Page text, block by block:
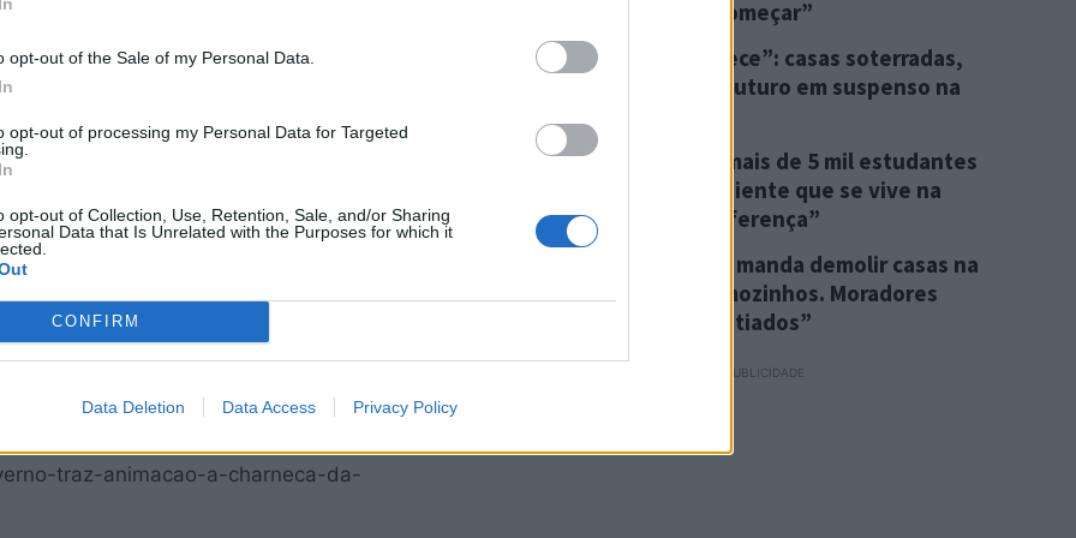
opt-out of the Sale of my Personal Data.
opt-out of processing my Personal Data for Targeted
opt-out of Collection, Use, Retention, Sale, and/or Sharing
Data that Is Unrelated with the Purposes for which it
CONFIRM
Data Deletion Data Access Privacy Policy
momento musical de guitarra clássica
Fonseca, que conduziu os presentes
XVI com a música barroca, passando
até chegar ao fado, deliciando os
e o fado de Lisboa “Nem às Paredes
foi apoiada pela Câmara Municipal de
Caparica e Sobreda, pela União das
Freguesias de Almada, Cova da
traz-animacao-a-charneca-da-
“o importante é começar”
“Isto não se esquece”: casas soterradas,
danificadas e um futuro em suspenso na
EXPO FCT trouxe mais de 5 mil estudantes
à Caparica: “o ambiente que se vive na
faculdade faz a diferença”
Câmara de Almada manda demolir casas na
Azinhaga dos Formozinhos. Moradores
sentem-se “angustiados”
PUBLICIDADE